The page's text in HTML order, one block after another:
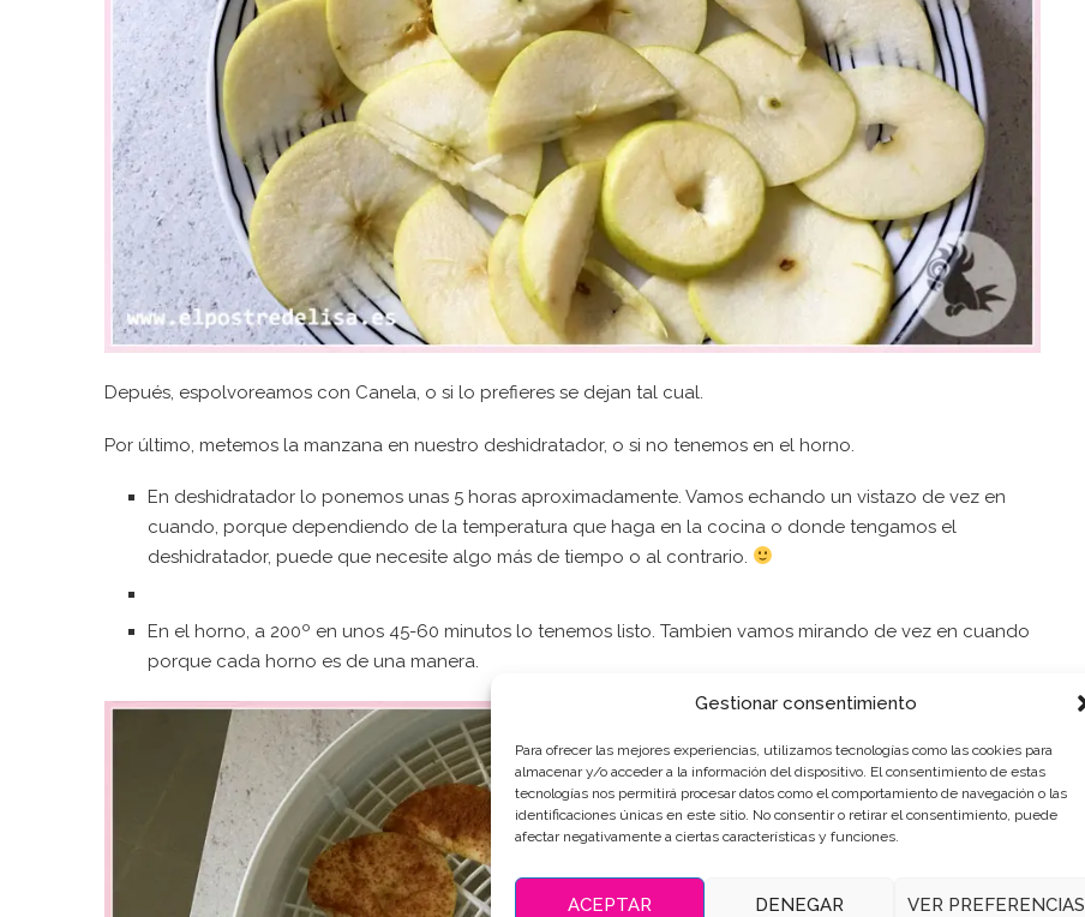
Gestionar consentimiento
Para ofrecer las mejores experiencias, utilizamos tecnologías como las cookies para
almacenar y/o acceder a la información del dispositivo. El consentimiento de estas
tecnologías nos permitirá procesar datos como el comportamiento de navegación o las
identificaciones únicas en este sitio. No consentir o retirar el consentimiento, puede
afectar negativamente a ciertas características y funciones.
ACEPTAR DENEGAR VER PREFERENCIAS
Depués, espolvoreamos con Canela, o si lo prefieres se dejan tal cual.
Por último, metemos la manzana en nuestro deshidratador, o si no tenemos en el horno.
En deshidratador lo ponemos unas 5 horas aproximadamente. Vamos echando un vistazo de vez en
cuando, porque dependiendo de la temperatura que haga en la cocina o donde tengamos el
deshidratador, puede que necesite algo más de tiempo o al contrario.
En el horno, a 200º en unos 45-60 minutos lo tenemos listo. Tambien vamos mirando de vez en cuando
porque cada horno es de una manera.